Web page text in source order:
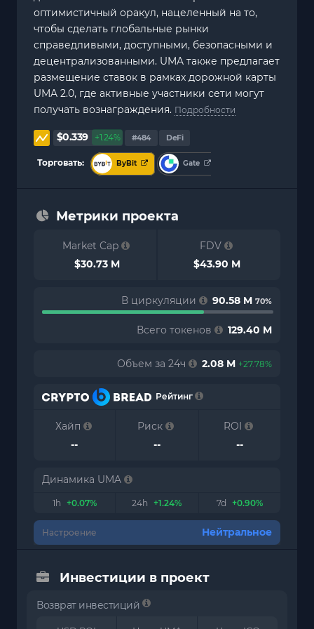
оптимистичный оракул, нацеленный на то,
чтобы сделать глобальные рынки
справедливыми, доступными, безопасными и
децентрализованными. UMA также предлагает
размещение ставок в рамках дорожной карты
UMA 2.0, где активные участники сети могут
получать вознаграждения. Подробности
$0.339 +1.24% #484 DeFi
Торговать: ByBit Gate
Метрики проекта
Market Cap
$30.73 M
FDV
$43.90 M
В циркуляции 90.58 M 70%
Всего токенов 129.40 M
Объем за 24ч 2.08 M +27.78%
Рейтинг
Хайп
--
Риск
--
ROI
--
Динамика UMA
1h +0.07% 24h +1.24% 7d +0.90%
Настроение Нейтральное
Инвестиции в проект
Возврат инвестиций